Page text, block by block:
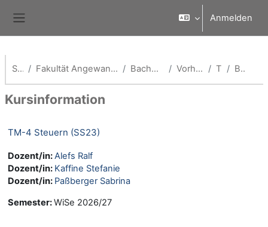
Anmelden
Startseite Fakultät Angewandte Wirtschaftswissenschaften (School of Management) Bachelor Tourismusmanagement Vorherige Semester (TM-B) TM SS 23 Beschreibung
Kursinformation
TM-4 Steuern (SS23)
Dozent/in:Alefs Ralf
Dozent/in: Kaffine Stefanie
Dozent/in: Paßberger Sabrina
Semester:WiSe 2026/27